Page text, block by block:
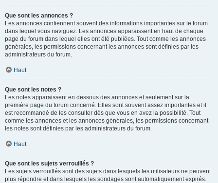
Que sont les annonces ?
Les annonces contiennent souvent des informations importantes sur le forum
dans lequel vous naviguez. Les annonces apparaissent en haut de chaque
page du forum dans lequel elles ont été publiées. Tout comme les annonces
générales, les permissions concernant les annonces sont définies par les
administrateurs du forum.
Haut
Que sont les notes ?
Les notes apparaissent en dessous des annonces et seulement sur la
première page du forum concerné. Elles sont souvent assez importantes et il
est recommandé de les consulter dès que vous en avez la possibilité. Tout
comme les annonces et les annonces générales, les permissions concernant
les notes sont définies par les administrateurs du forum.
Haut
Que sont les sujets verrouillés ?
Les sujets verrouillés sont des sujets dans lesquels les utilisateurs ne peuvent
plus répondre et dans lesquels les sondages sont automatiquement expirés.